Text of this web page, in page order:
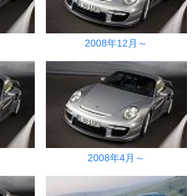
2008年12月～
2008年4月～